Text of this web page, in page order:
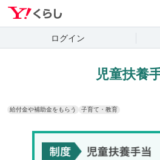
ログイン
児童扶養
給付金や補助金をもらう 子育て・教育